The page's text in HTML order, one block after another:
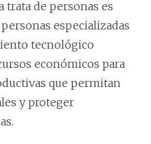
trata de personas es
especializadas
tecnológico
económicos para
que permitan
y proteger